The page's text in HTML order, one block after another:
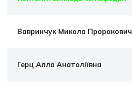
Вавринчук Микола Пророкович
Герц Алла Анатоліївна